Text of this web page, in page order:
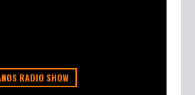
RADIO SHOW